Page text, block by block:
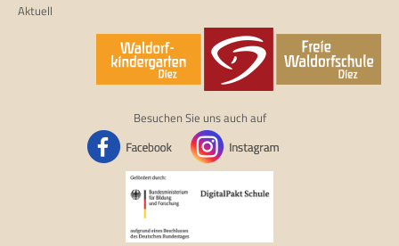
Aktuell
Besuchen Sie uns auch auf